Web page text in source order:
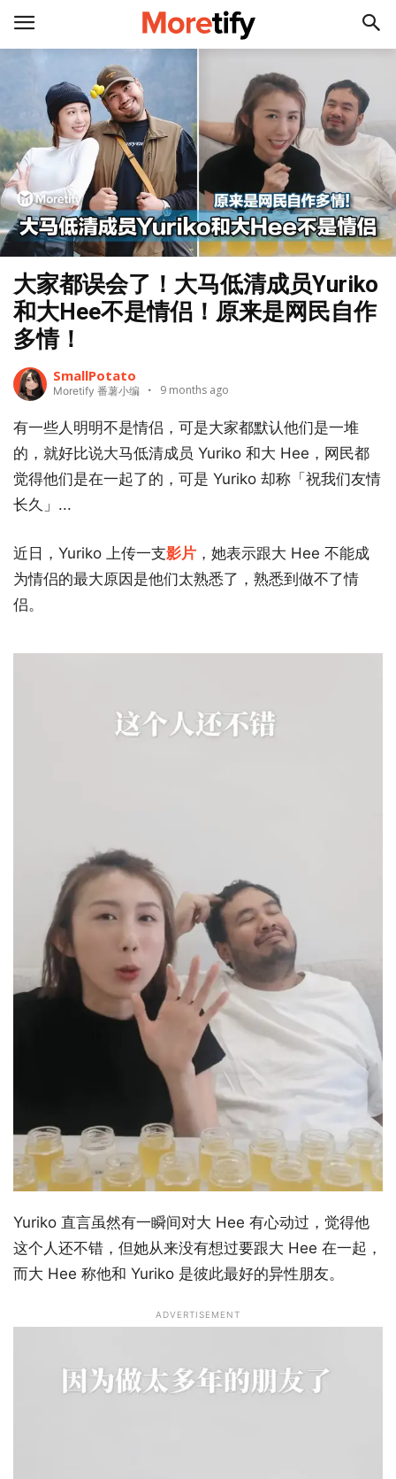
大家都误会了！大马低清成员Yuriko
和大Hee不是情侣！原来是网民自作
多情！
SmallPotato
Moretify 番薯小编 9 months ago
有一些人明明不是情侣，可是大家都默认他们是一堆
的，就好比说大马低清成员 Yuriko 和大 Hee，网民都
觉得他们是在一起了的，可是 Yuriko 却称「祝我们友情
长久」...
近日，Yuriko 上传一支影片 ，她表示跟大 Hee 不能成
为情侣的最大原因是他们太熟悉了，熟悉到做不了情
侣。
Yuriko 直言虽然有一瞬间对大 Hee 有心动过，觉得他
这个人还不错，但她从来没有想过要跟大 Hee 在一起，
而大 Hee 称他和 Yuriko 是彼此最好的异性朋友。
ADVERTISEMENT